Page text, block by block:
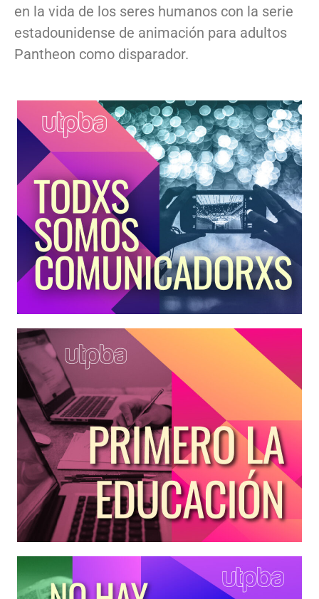
en la vida de los seres humanos con la serie
estadounidense de animación para adultos
Pantheon como disparador.